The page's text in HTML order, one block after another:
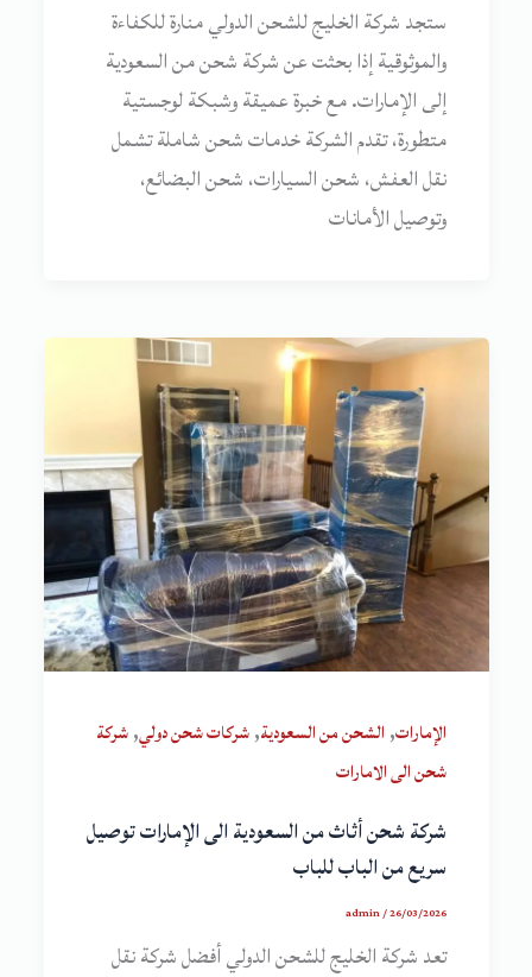
ستجد شركة الخليج للشحن الدولي منارة للكفاءة
والموثوقية إذا بحثت عن شركة شحن من السعودية
إلى الإمارات. مع خبرة عميقة وشبكة لوجستية
متطورة، تقدم الشركة خدمات شحن شاملة تشمل
نقل العفش، شحن السيارات، شحن البضائع،
وتوصيل الأمانات
الإمارات, الشحن من السعودية,شركات شحن دولي,شركة
شحن الى الامارات
شركة شحن أثاث من السعودية الى الإمارات توصيل
سريع من الباب للباب
admin/26/03/2026
تعد شركة الخليج للشحن الدولي أفضل شركة نقل